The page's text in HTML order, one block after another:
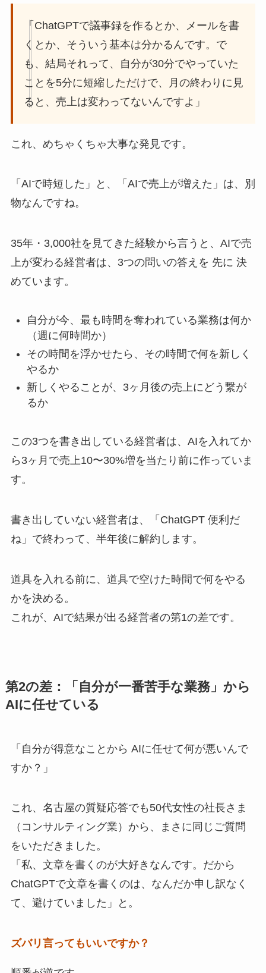
「ChatGPTで議事録を作るとか、メールを書
くとか、そういう基本は分かるんです。で
も、結局それって、自分が30分でやっていた
ことを5分に短縮しただけで、月の終わりに見
ると、売上は変わってないんですよ」
これ、めちゃくちゃ大事な発見です。
「AIで時短した」と、「AIで売上が増えた」は、別
物なんですね。
35年・3,000社を見てきた経験から言うと、AIで売
上が変わる経営者は、3つの問いの答えを 先に 決
めています。
自分が今、最も時間を奪われている業務は何か
（週に何時間か）
その時間を浮かせたら、その時間で何を新しく
やるか
新しくやることが、3ヶ月後の売上にどう繋が
るか
この3つを書き出している経営者は、AIを入れてか
ら3ヶ月で売上10〜30%増を当たり前に作っていま
す。
書き出していない経営者は、「ChatGPT 便利だ
ね」で終わって、半年後に解約します。
道具を入れる前に、道具で空けた時間で何をやる
かを決める。
これが、AIで結果が出る経営者の第1の差です。
第2の差：「自分が一番苦手な業務」から
AIに任せている
「自分が得意なことから AIに任せて何が悪いんで
すか？」
これ、名古屋の質疑応答でも50代女性の社長さま
（コンサルティング業）から、まさに同じご質問
をいただきました。
「私、文章を書くのが大好きなんです。だから
ChatGPTで文章を書くのは、なんだか申し訳なく
て、避けていました」と。
ズバリ言ってもいいですか？